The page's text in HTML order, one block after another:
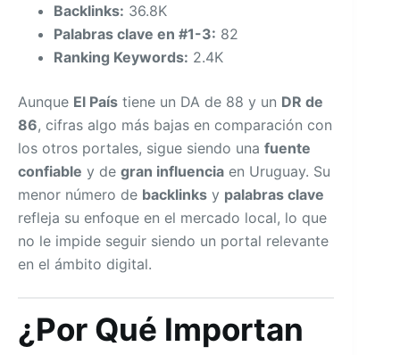
Backlinks: 36.8K
Palabras clave en #1-3: 82
Ranking Keywords: 2.4K
Aunque El País tiene un DA de 88 y un DR de
86, cifras algo más bajas en comparación con
los otros portales, sigue siendo una fuente
confiable y de gran influencia en Uruguay. Su
menor número de backlinks y palabras clave
refleja su enfoque en el mercado local, lo que
no le impide seguir siendo un portal relevante
en el ámbito digital.
¿Por Qué Importan